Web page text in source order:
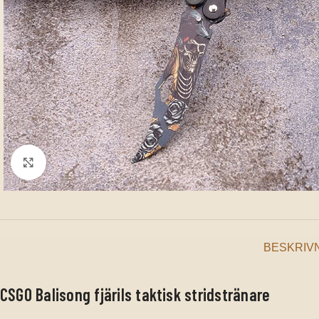
Klicka för att förstora
CSGO Balisong fjärils taktisk stridstränare